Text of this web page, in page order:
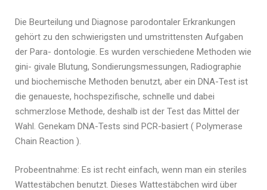
Die Beurteilung und Diagnose parodontaler Erkrankungen
gehört zu den schwierigsten und umstrittensten Aufgaben
der Para- dontologie. Es wurden verschiedene Methoden wie
gini- givale Blutung, Sondierungsmessungen, Radiographie
und biochemische Methoden benutzt, aber ein DNA-Test ist
die genaueste, hochspezifische, schnelle und dabei
schmerzlose Methode, deshalb ist der Test das Mittel der
Wahl. Genekam DNA-Tests sind PCR-basiert ( Polymerase
Chain Reaction ).
Probeentnahme: Es ist recht einfach, wenn man ein steriles
Wattestäbchen benutzt. Dieses Wattestäbchen wird über